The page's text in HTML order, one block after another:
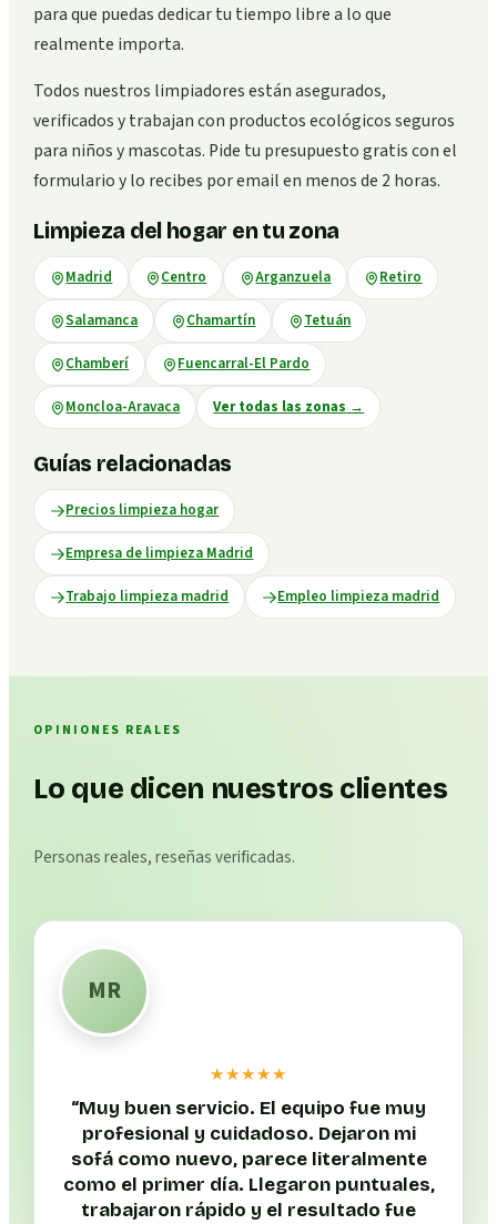
para que puedas dedicar tu tiempo libre a lo que
realmente importa.
Todos nuestros limpiadores están asegurados,
verificados y trabajan con productos ecológicos seguros
para niños y mascotas. Pide tu presupuesto gratis con el
formulario y lo recibes por email en menos de 2 horas.
Limpieza del hogar en tu zona
Madrid Centro Arganzuela Retiro
Salamanca Chamartín Tetuán
Chamberí Fuencarral-El Pardo
Moncloa-Aravaca Ver todas las zonas →
Guías relacionadas
Precios limpieza hogar
Empresa de limpieza Madrid
Trabajo limpieza madrid Empleo limpieza madrid
OPINIONES REALES
Lo que dicen nuestros clientes
Personas reales, reseñas verificadas.
MR
★★★★★
“Muy buen servicio. El equipo fue muy
profesional y cuidadoso. Dejaron mi
sofá como nuevo, parece literalmente
como el primer día. Llegaron puntuales,
trabajaron rápido y el resultado fue